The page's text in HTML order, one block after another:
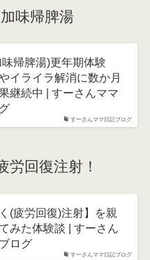
味帰脾湯
すーさんママ日記ブログ
味帰脾湯)更年期体験
イライラ解消に数か月
継続中 | すーさんママ
労回復注射！
すーさんママ日記ブログ
(疲労回復)注射】を親
みた体験談 | すーさん
ログ